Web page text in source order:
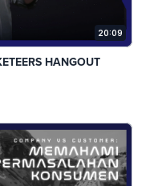
20:09
HANGOUT